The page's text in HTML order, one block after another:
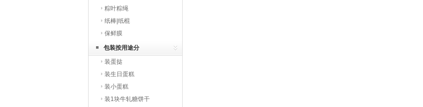
粽叶粽绳
纸棒|纸棍
保鲜膜
包装按用途分
装蛋挞
装生日蛋糕
装小蛋糕
装1块牛轧糖饼干